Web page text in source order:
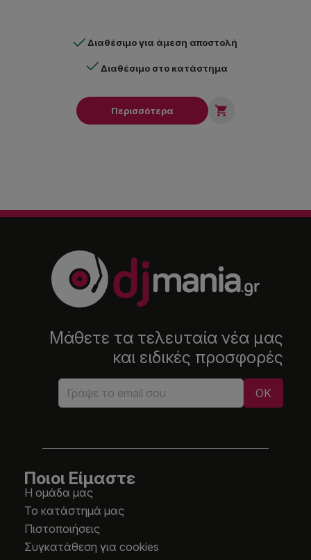
Διαθέσιμο για άμεση αποστολή
Διαθέσιμο στο κατάστημα
Περισσότερα 
Μάθετε τα τελευταία νέα μας
και ειδικές προσφορές
Ποιοι Είμαστε
Η ομάδα μας
Το κατάστημά μας
Πιστοποιήσεις
Συγκατάθεση για cookies